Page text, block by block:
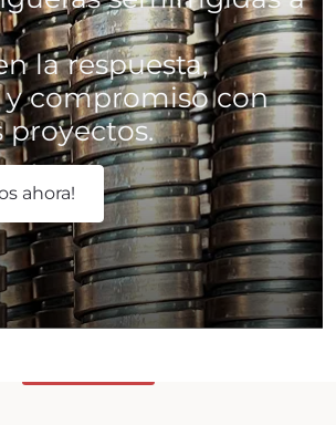
la respuesta,
compromiso con
proyectos.
ahora!